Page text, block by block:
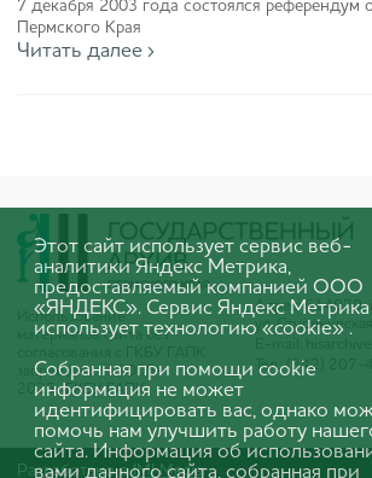
7 декабря 2003 года состоялся референдум
Пермского Края
Читать далее ›
Адрес: 614070,
ул.
Тел.: (342) 207-
Использование
материалов сайта без
запрещено. © 2005-
2025 ГКБУ ГАПК
Разработано вIMI Media
Этот сайт использует сервис веб-
аналитики Яндекс Метрика,
предоставляемый компанией ООО
«ЯНДЕКС». Сервис Яндекс Метрика
использует технологию «cookie» .
Собранная при помощи cookie
информация не может
идентифицировать вас, однако
помочь нам улучшить работу
сайта. Информация об
вами данного сайта, собранная при